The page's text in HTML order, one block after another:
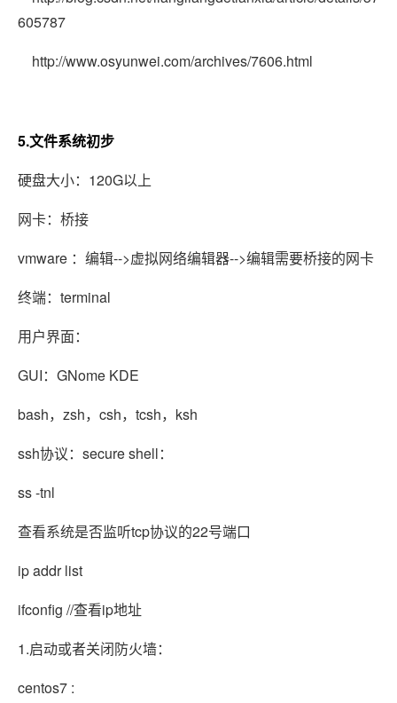
605787
http://www.osyunwei.com/archives/7606.html
5.文件系统初步
硬盘大小：120G以上
网卡：桥接
vmware ：编辑-->虚拟网络编辑器-->编辑需要桥接的网卡
终端：terminal
用户界面：
GUI：GNome KDE
bash，zsh，csh，tcsh，ksh
ssh协议：secure shell：
ss -tnl
查看系统是否监听tcp协议的22号端口
ip addr list
ifconfig //查看ip地址
1.启动或者关闭防火墙：
centos7 :